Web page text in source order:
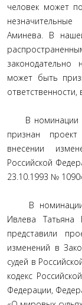
человек может
Аминева. В
законодательно
может быть
ответственности,
В номинации
признан
внесении
Российской
23.10.1993 №
В номинации
Ивлева
представили
изменений в
судей в
кодекс
Федерации,